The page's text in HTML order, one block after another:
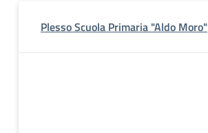
Plesso Scuola Primaria "Aldo Moro"